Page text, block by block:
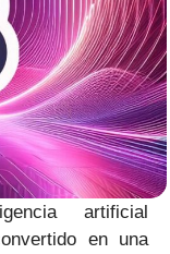
artificial
en una